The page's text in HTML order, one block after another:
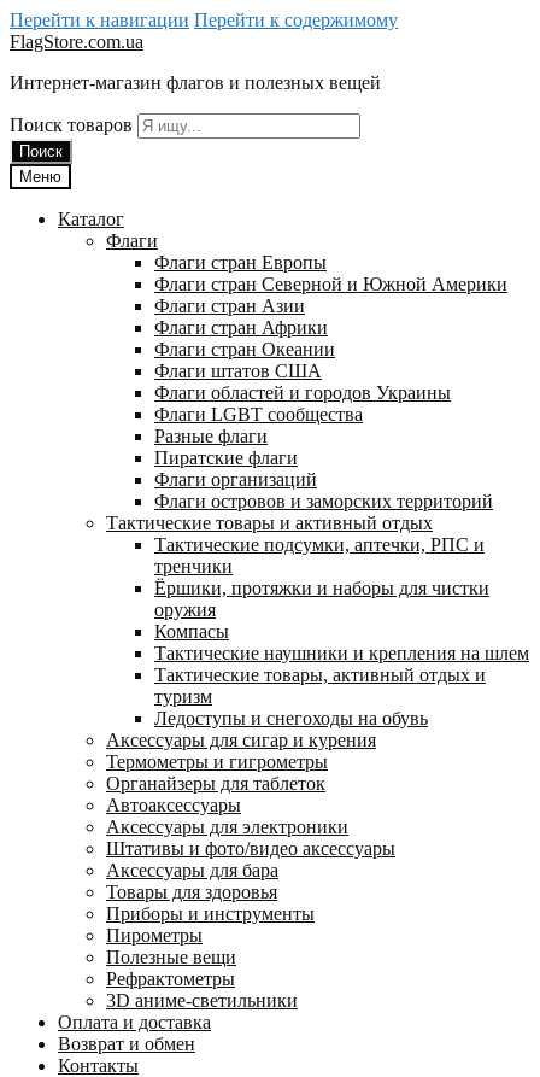
Перейти к навигации Перейти к содержимому
FlagStore.com.ua
Интернет-магазин флагов и полезных вещей
Поиск товаров
Поиск
Меню
Каталог
Флаги
Флаги стран Европы
Флаги стран Северной и Южной Америки
Флаги стран Азии
Флаги стран Африки
Флаги стран Океании
Флаги штатов США
Флаги областей и городов Украины
Флаги LGBT сообщества
Разные флаги
Пиратские флаги
Флаги организаций
Флаги островов и заморских территорий
Тактические товары и активный отдых
Тактические подсумки, аптечки, РПС и
тренчики
Ëршики, протяжки и наборы для чистки
оружия
Компасы
Тактические наушники и крепления на шлем
Тактические товары, активный отдых и
туризм
Ледоступы и снегоходы на обувь
Аксессуары для сигар и курения
Термометры и гигрометры
Органайзеры для таблеток
Автоаксессуары
Аксессуары для электроники
Штативы и фото/видео аксессуары
Аксессуары для бара
Товары для здоровья
Приборы и инструменты
Пирометры
Полезные вещи
Рефрактометры
3D аниме-светильники
Оплата и доставка
Возврат и обмен
Контакты